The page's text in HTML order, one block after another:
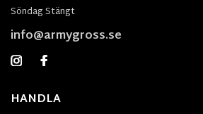
Söndag Stängt
info@armygross.se
HANDLA